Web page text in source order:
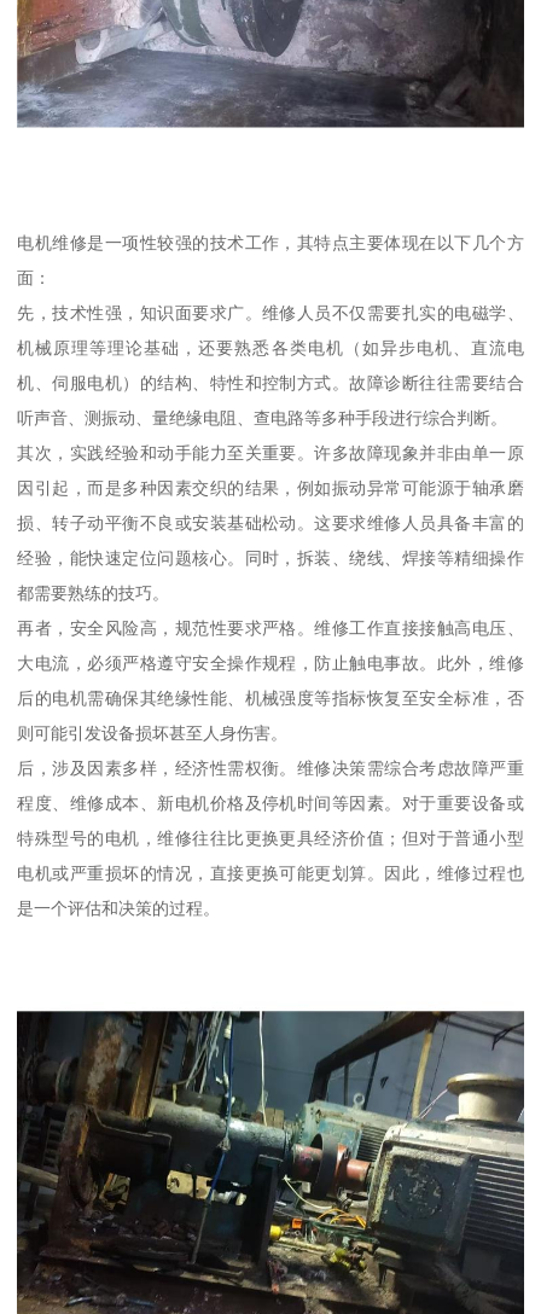
电机维修是一项性较强的技术工作，其特点主要体现在以下几个方
面：
先，技术性强，知识面要求广。维修人员不仅需要扎实的电磁学、
机械原理等理论基础，还要熟悉各类电机（如异步电机、直流电
机、伺服电机）的结构、特性和控制方式。故障诊断往往需要结合
听声音、测振动、量绝缘电阻、查电路等多种手段进行综合判断。
其次，实践经验和动手能力至关重要。许多故障现象并非由单一原
因引起，而是多种因素交织的结果，例如振动异常可能源于轴承磨
损、转子动平衡不良或安装基础松动。这要求维修人员具备丰富的
经验，能快速定位问题核心。同时，拆装、绕线、焊接等精细操作
都需要熟练的技巧。
再者，安全风险高，规范性要求严格。维修工作直接接触高电压、
大电流，必须严格遵守安全操作规程，防止触电事故。此外，维修
后的电机需确保其绝缘性能、机械强度等指标恢复至安全标准，否
则可能引发设备损坏甚至人身伤害。
后，涉及因素多样，经济性需权衡。维修决策需综合考虑故障严重
程度、维修成本、新电机价格及停机时间等因素。对于重要设备或
特殊型号的电机，维修往往比更换更具经济价值；但对于普通小型
电机或严重损坏的情况，直接更换可能更划算。因此，维修过程也
是一个评估和决策的过程。